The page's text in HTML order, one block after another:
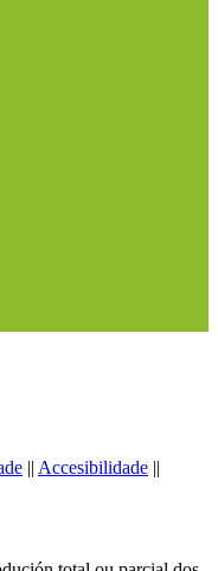
|| Accesibilidade ||